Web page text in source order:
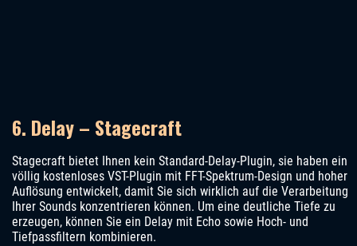
6. Delay – Stagecraft
Stagecraft bietet Ihnen kein Standard-Delay-Plugin, sie haben ein
völlig kostenloses VST-Plugin mit FFT-Spektrum-Design und hoher
Auflösung entwickelt, damit Sie sich wirklich auf die Verarbeitung
Ihrer Sounds konzentrieren können. Um eine deutliche Tiefe zu
erzeugen, können Sie ein Delay mit Echo sowie Hoch- und
Tiefpassfiltern kombinieren.